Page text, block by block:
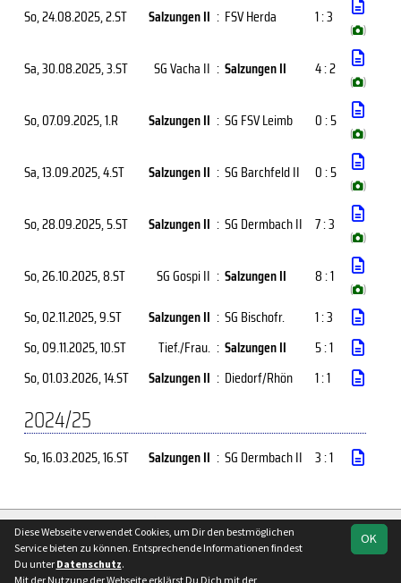
So, 24.08.2025, 2.ST Salzungen II : FSV Herda 1 : 3
( )
Sa, 30.08.2025, 3.ST SG Vacha II : Salzungen II 4 : 2
( )
So, 07.09.2025, 1.R Salzungen II : SG FSV Leimb 0 : 5
( )
Sa, 13.09.2025, 4.ST Salzungen II : SG Barchfeld II 0 : 5
( )
So, 28.09.2025, 5.ST Salzungen II : SG Dermbach II 7 : 3
( )
So, 26.10.2025, 8.ST SG Gospi II : Salzungen II 8 : 1
( )
So, 02.11.2025, 9.ST Salzungen II : SG Bischofr.
1 : 3
So, 09.11.2025, 10.ST Tief./Frau. : Salzungen II
5 : 1
So, 01.03.2026, 14.ST Salzungen II : Diedorf/Rhön 1 : 1
2024/25
So, 16.03.2025, 16.ST Salzungen II : SG Dermbach II 3 : 1
soccero.de
Besucherstatistik
OK
Diese Webseite verwendet Cookies, um Dir den bestmöglichen
Service bieten zu können. Entsprechende Informationen findest
Du unter Datenschutz.
Mit der Nutzung der Webseite erklärst Du Dich mit der